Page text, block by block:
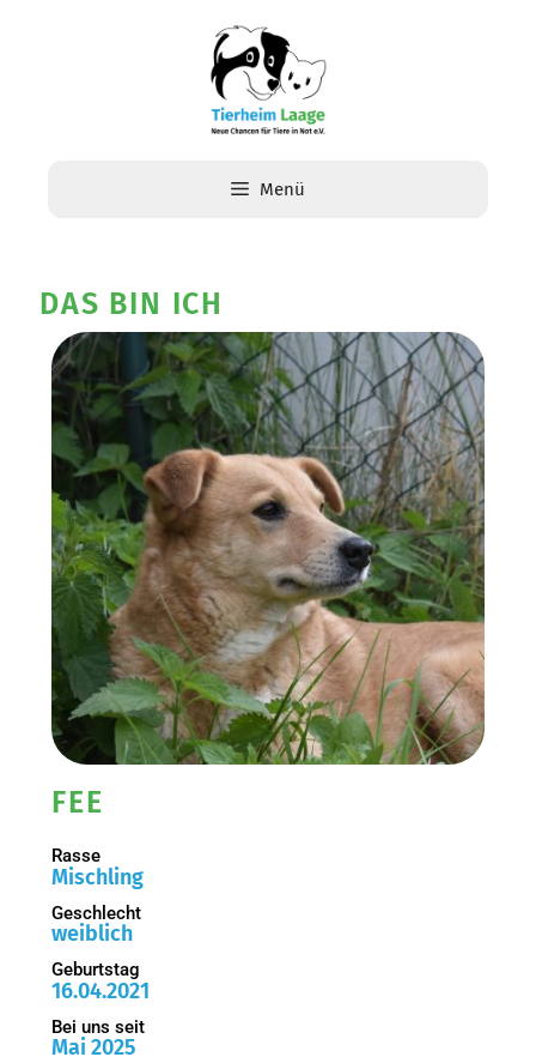
Menü
DAS BIN ICH
FEE
Rasse
Mischling
Geschlecht
weiblich
Geburtstag
16.04.2021
Bei uns seit
Mai 2025